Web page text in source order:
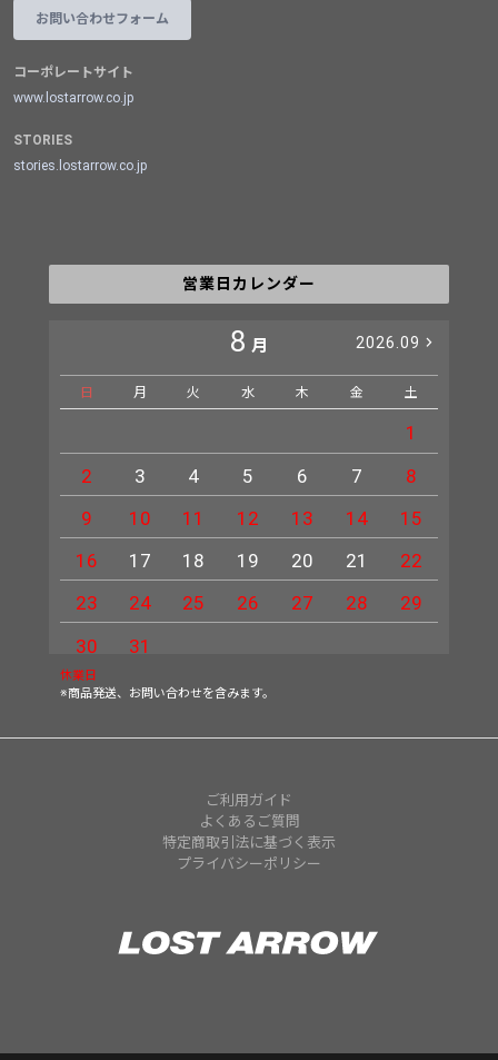
お問い合わせフォーム
コーポレートサイト
www.lostarrow.co.jp
STORIES
stories.lostarrow.co.jp
営業日カレンダー
8 月 2026.09
日 月 火 水 木 金 土
1
2
3 4 5 6 7
8
9
10 11 12 13 14
15
16
17 18 19 20 21
22
23
24 25 26 27 28
29
30
31
休業日
※商品発送、お問い合わせを含みます。
ご利用ガイド
よくあるご質問
特定商取引法に基づく表示
プライバシーポリシー